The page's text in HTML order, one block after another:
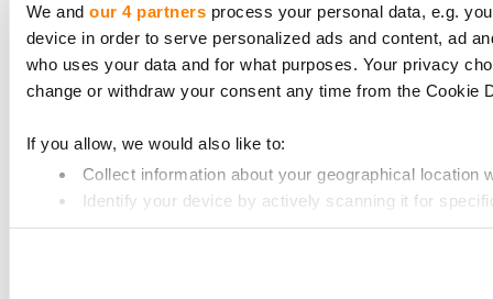
We and our 4 partnersprocess your personal data, e.g.
device in order to serve personalized ads and content, ad
who uses your data and for what purposes. Your privacy
change or withdraw your consent any time from the
If you allow, we would also like to:
Collect information about your geographical
Identify your device by actively scanning it for
Find out more about how your personal data is processed